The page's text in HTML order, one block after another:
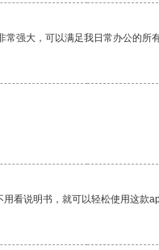
强大，可以满足我日常办公的所
看说明书，就可以轻松使用这款